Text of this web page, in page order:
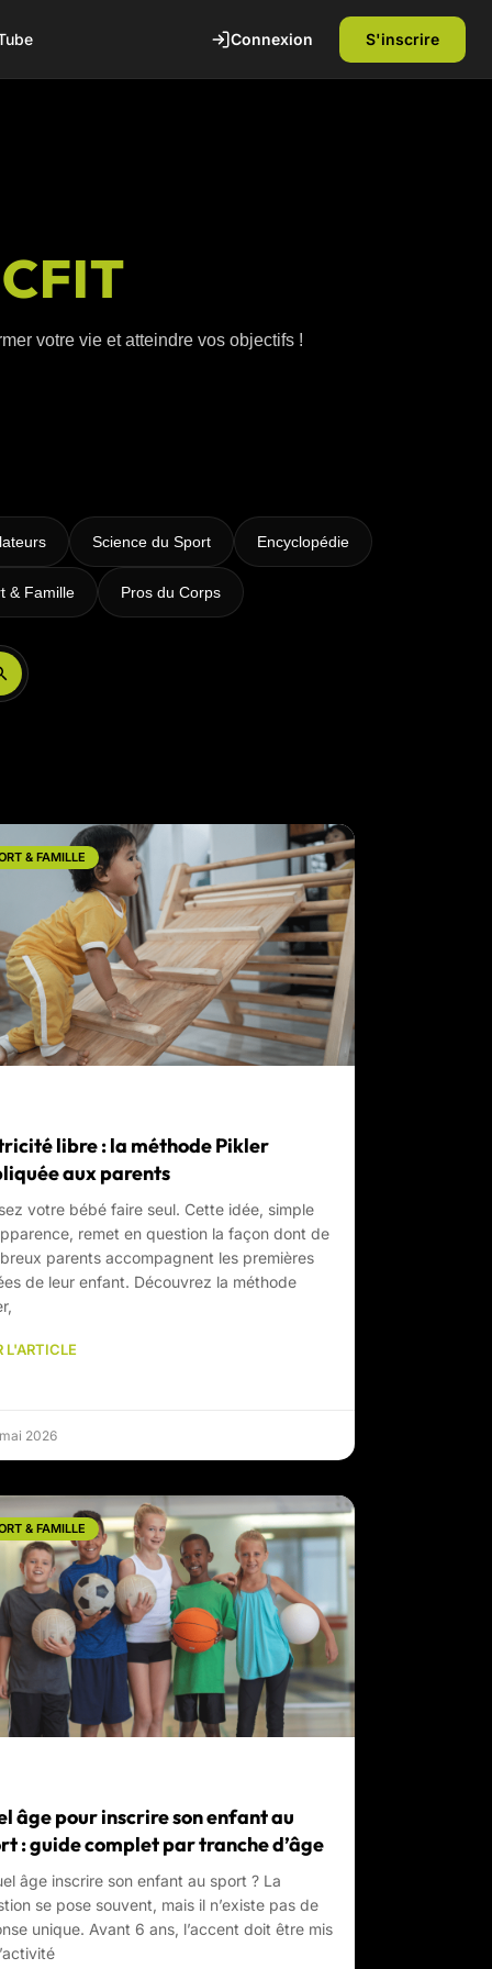
Connexion S'inscrire
votre vie et atteindre vos objectifs !
Science du Sport Encyclopédie
& Famille Pros du Corps
& FAMILLE
libre : la méthode Pikler
aux parents
votre bébé faire seul. Cette idée, simple
remet en question la façon dont de
parents accompagnent les premières
de leur enfant. Découvrez la méthode
L'ARTICLE
2026
& FAMILLE
âge pour inscrire son enfant au
: guide complet par tranche d’âge
âge inscrire son enfant au sport ? La
se pose souvent, mais il n’existe pas de
unique. Avant 6 ans, l’accent doit être mis